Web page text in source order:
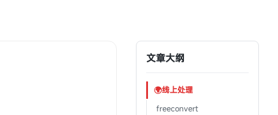
文章大纲
🌍线上处理
‎‎‎‎‎‎‎ㅤfreeconvert